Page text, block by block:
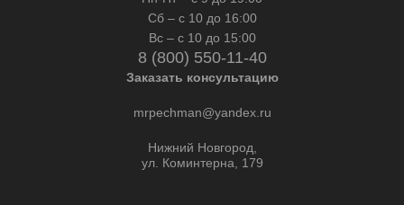
Сб – с 10 до 16:00
Вс – с 10 до 15:00
8 (800) 550-11-40
Заказать консультацию
mrpechman@yandex.ru
Нижний Новгород,
ул. Коминтерна, 179